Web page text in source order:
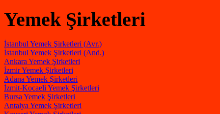
Yemek Şirketleri
İstanbul Yemek Şirketleri (Avr.)
İstanbul Yemek Şirketleri (And.)
Ankara Yemek Şirketleri
İzmir Yemek Şirketleri
Adana Yemek Şirketleri
İzmit-Kocaeli Yemek Şirketleri
Bursa Yemek Şirketleri
Antalya Yemek Şirketleri